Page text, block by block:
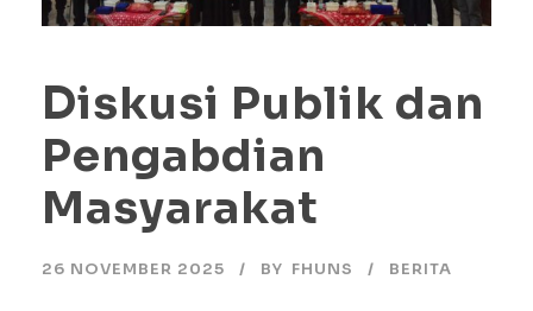
Diskusi Publik dan
Pengabdian
Masyarakat
26 NOVEMBER 2025 BY FHUNS BERITA